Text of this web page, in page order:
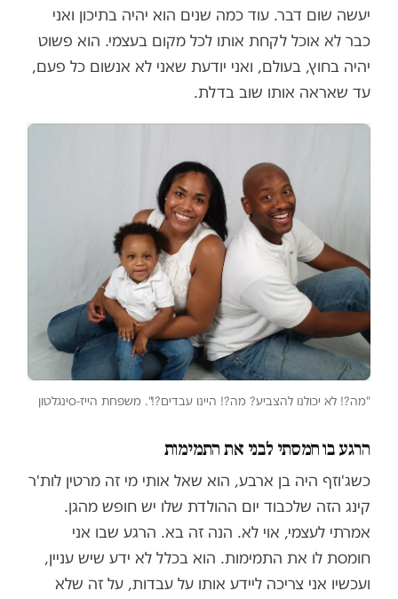
יעשה שום דבר. עוד כמה שנים הוא יהיה בתיכון ואני
כבר לא אוכל לקחת אותו לכל מקום בעצמי. הוא פשוט
יהיה בחוץ, בעולם, ואני יודעת שאני לא אנשום כל פעם,
עד שאראה אותו שוב בדלת.
"מה?! לא יכולנו להצביע? מה?! היינו עבדים?!". משפחת הייז-סינגלטון
הרגע בו חמסתי לבני את התמימות
כשג'וזף היה בן ארבע, הוא שאל אותי מי זה מרטין לות'ר
קינג הזה שלכבוד יום ההולדת שלו יש חופש מהגן.
אמרתי לעצמי, אוי לא. הנה זה בא. הרגע שבו אני
חומסת לו את התמימות. הוא בכלל לא ידע שיש עניין,
ועכשיו אני צריכה ליידע אותו על עבדות, על זה שלא